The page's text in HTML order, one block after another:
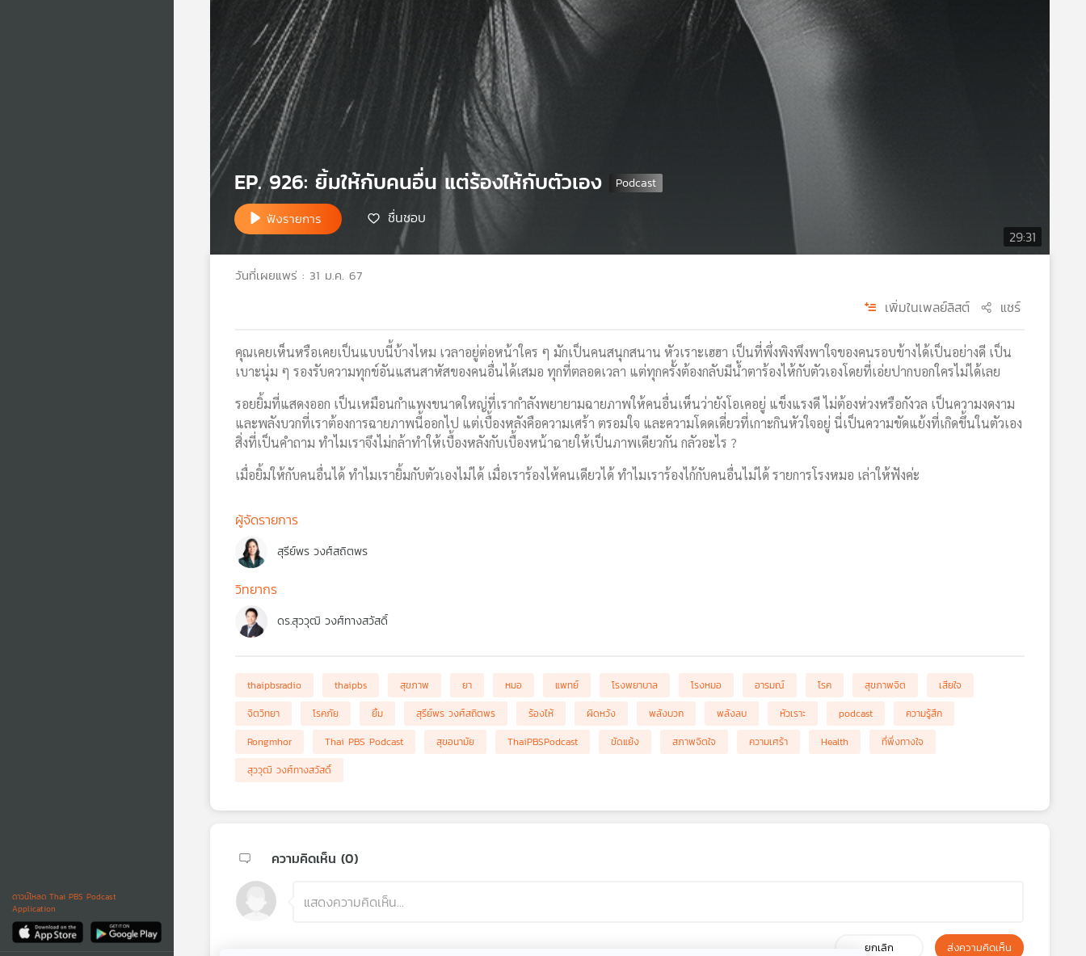
ดาวน์โหลด Thai PBS Podcast
Application
29:31
EP. 926: ยิ้มให้กับคนอื่น แต่ร้องไห้กับตัวเอง
ฟังรายการ ชื่นชอบ
วันที่เผยแพร่ : 31 ม.ค. 67
เพิ่มในเพลย์ลิสต์ แชร์
คุณเคยเห็นหรือเคยเป็นแบบนี้บ้างไหม เวลาอยู่ต่อหน้าใคร ๆ มักเป็นคนสนุกสนาน หัวเราะเฮฮา เป็นที่พึ่งพิงพึงพาใจของคนรอบข้างได้เป็นอย่างดี เป็น
เบาะนุ่ม ๆ รองรับความทุกข์อันแสนสาหัสของคนอื่นได้เสมอ ทุกที่ตลอดเวลา แต่ทุกครั้งต้องกลับมีน้ำตาร้องไห้กับตัวเองโดยที่เอ่ยปากบอกใครไม่ได้เลย
รอยยิ้มที่แสดงออก เป็นเหมือนกำแพงขนาดใหญ่ที่เรากำลังพยายามฉายภาพให้คนอื่นเห็นว่ายังโอเคอยู่ แข็งแรงดี ไม่ต้องห่วงหรือกังวล เป็นความงดงาม
และพลังบวกที่เราต้องการฉายภาพนี้ออกไป แต่เบื้องหลังคือความเศร้า ตรอมใจ และความโดดเดี่ยวที่เกาะกินหัวใจอยู่ นี่เป็นความขัดแย้งที่เกิดขึ้นในตัวเอง
สิ่งที่เป็นคำถาม ทำไมเราจึงไม่กล้าทำให้เบื้องหลังกับเบื้องหน้าฉายให้เป็นภาพเดียวกัน กลัวอะไร ?
เมื่อยิ้มให้กับคนอื่นได้ ทำไมเรายิ้มกับตัวเองไม่ได้ เมื่อเราร้องไห้คนเดียวได้ ทำไมเราร้องไก้กับคนอื่นไม่ได้ รายการโรงหมอ เล่าให้ฟังค่ะ
ผู้จัดรายการ
สุรีย์พร วงศ์สถิตพร
วิทยากร
ดร.สุววุฒิ วงศ์ทางสวัสดิ์
thaipbsradio thaipbs สุขภาพ ยา หมอ แพทย์ โรงพยาบาล โรงหมอ อารมณ์ โรค สุขภาพจิต
เสียใจ
จิตวิทยา
โรคภัย ยิ้ม สุรีย์พร วงศ์สถิตพร ร้องไห้ ผิดหวัง พลังบวก พลังลบ หัวเราะ podcast
ความรู้สึก
Rongmhor
Thai PBS Podcast สุขอนามัย ThaiPBSPodcast ขัดแย้ง สภาพจิตใจ ความเศร้า Health
ที่พึ่งทางใจ
สุววุฒิ วงศ์ทางสวัสดิ์
ความคิดเห็น (0)
ยกเลิก ส่งความคิดเห็น